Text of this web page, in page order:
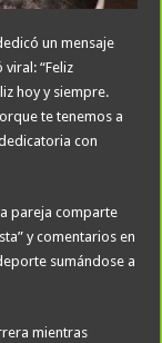
un mensaje
“Feliz
hoy y siempre.
te tenemos a
con
pareja comparte
y comentarios en
sumándose a
mientras